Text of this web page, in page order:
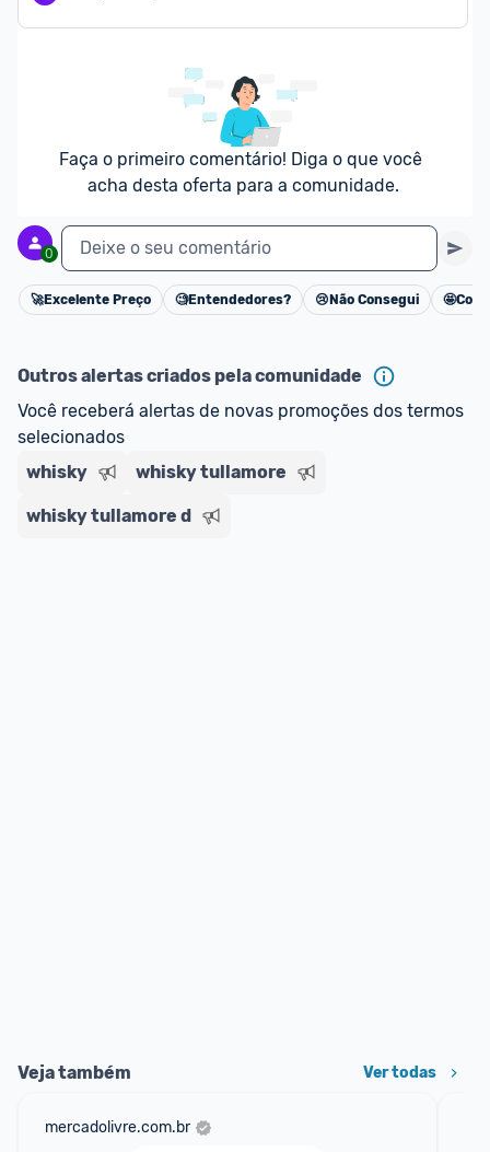
Faça o primeiro comentário! Diga o que você
acha desta oferta para a comunidade.
0 Deixe o seu comentário
Cancelar
🚀Excelente Preço 🧐Entendedores? 😢 Não Consegui 🤩
Outros alertas criados pela comunidade
Você receberá alertas de novas promoções dos termos
selecionados
whisky
whisky tullamore
whisky tullamore d
Veja também Ver todas
mercadolivre.com.br